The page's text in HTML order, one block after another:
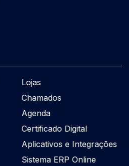
Lojas
Chamados
Agenda
Certificado Digital
Aplicativos e Integrações
Sistema ERP Online